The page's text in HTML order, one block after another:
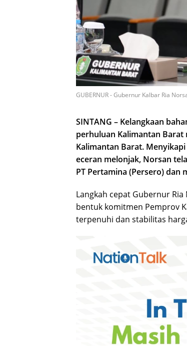
GUBERNUR - Gubernur Kalbar Ria
SINTANG – Kelangkaan
perhuluan Kalimantan
Kalimantan Barat.
eceran melonjak, Norsan
PT Pertamina (Persero) dan
Langkah cepat Gubernur
bentuk komitmen Pemprov
terpenuhi dan stabilitas